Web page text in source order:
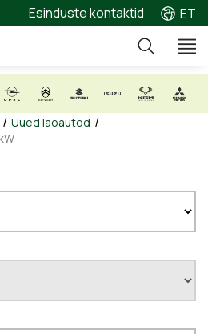
Esinduste kontaktid ET
/ Uued laoautod /